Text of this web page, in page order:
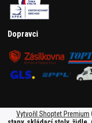
Dopravci
Vytvořil Shoptet Premium